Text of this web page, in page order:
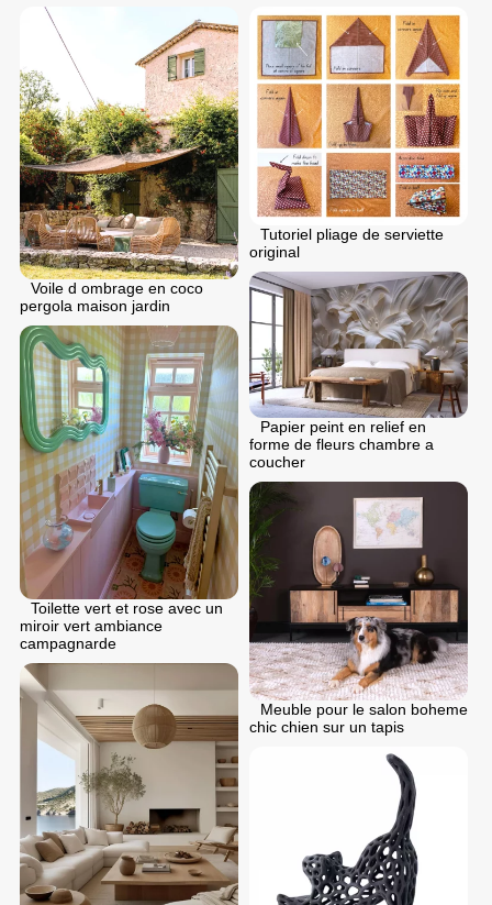
Voile d ombrage en coco
pergola maison jardin
Tutoriel pliage de serviette
original
Papier peint en relief en
forme de fleurs chambre a
coucher
Toilette vert et rose avec un
miroir vert ambiance
campagnarde
Meuble pour le salon boheme
chic chien sur un tapis